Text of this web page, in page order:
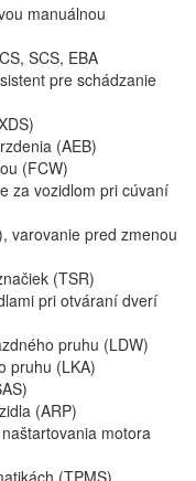
manuálnou
SCS, EBA
pre schádzanie
(AEB)
(FCW)
za vozidlom pri cúvaní
varovanie pred zmenou
(TSR)
pri otváraní dverí
pruhu (LDW)
pruhu (LKA)
(ARP)
motora
(TPMS)